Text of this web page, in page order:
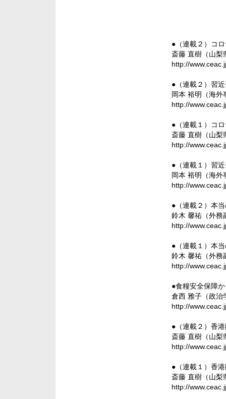
●（連載２）コ
斎藤 直樹（山梨
http://
●（連載２）習
岡本 裕明（海外
http://
●（連載１）コ
斎藤 直樹（山梨
http://
●（連載１）習
岡本 裕明（海外
http://
●（連載２）本
鈴木 馨祐（外務
http://
●（連載１）本
鈴木 馨祐（外務
http://
●食糧安全保障
倉西 雅子（政治
http://
●（連載２）香
斎藤 直樹（山梨
http://
●（連載１）香
斎藤 直樹（山梨
http://